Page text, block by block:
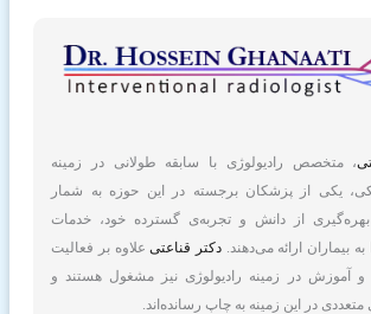
، متخصص رادیولوژی با سابقه طولانی در زمینه
یکی از پزشکان برجسته در این حوزه به شمار
بهره‌گیری از دانش و تجربه‌ی گسترده خود، خدمات
بیماران ارائه می‌دهند.دکتر قناعتیعلاوه بر فعالیت
و آموزش در زمینه رادیولوژی نیز مشغول هستند و
در این زمینه به چاپ رسانده‌اند.